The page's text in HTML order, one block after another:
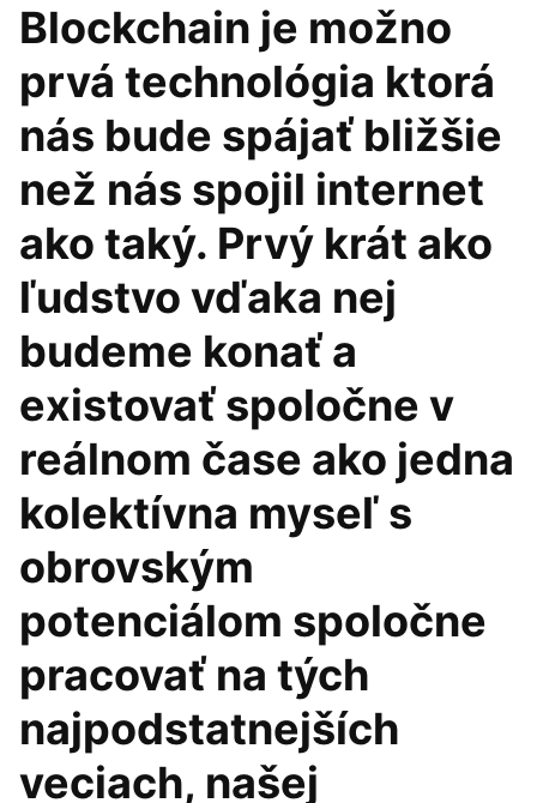
Blockchain je možno
prvá technológia ktorá
nás bude spájať bližšie
než nás spojil internet
ako taký. Prvý krát ako
ľudstvo vďaka nej
budeme konať a
existovať spoločne v
reálnom čase ako jedna
kolektívna myseľ s
obrovským
potenciálom spoločne
pracovať na tých
najpodstatnejších
veciach, našej